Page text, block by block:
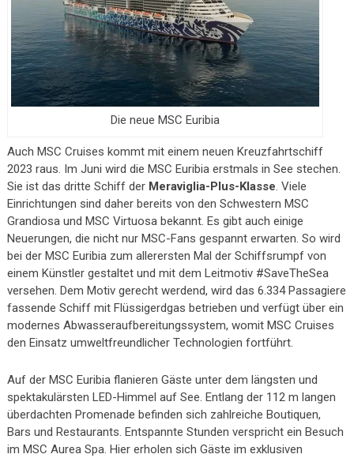
Die neue MSC Euribia
Auch MSC Cruises kommt mit einem neuen Kreuzfahrtschiff
2023 raus. Im Juni wird die MSC Euribia erstmals in See stechen.
Sie ist das dritte Schiff der Meraviglia-Plus-Klasse. Viele
Einrichtungen sind daher bereits von den Schwestern MSC
Grandiosa und MSC Virtuosa bekannt. Es gibt auch einige
Neuerungen, die nicht nur MSC-Fans gespannt erwarten. So wird
bei der MSC Euribia zum allerersten Mal der Schiffsrumpf von
einem Künstler gestaltet und mit dem Leitmotiv #SaveTheSea
versehen. Dem Motiv gerecht werdend, wird das 6.334 Passagiere
fassende Schiff mit Flüssigerdgas betrieben und verfügt über ein
modernes Abwasseraufbereitungssystem, womit MSC Cruises
den Einsatz umweltfreundlicher Technologien fortführt.
Auf der MSC Euribia flanieren Gäste unter dem längsten und
spektakulärsten LED-Himmel auf See. Entlang der 112 m langen
überdachten Promenade befinden sich zahlreiche Boutiquen,
Bars und Restaurants. Entspannte Stunden verspricht ein Besuch
im MSC Aurea Spa. Hier erholen sich Gäste im exklusiven